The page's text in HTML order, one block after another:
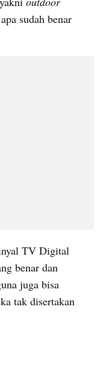
sudah benar
TV Digital
benar dan
juga bisa
tak disertakan